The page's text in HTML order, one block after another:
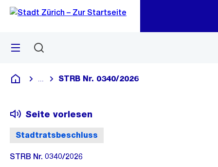
Navigation
Sprunglink
Menü
Deutsch
Blende alle Breadcrumbs ein
STRB Nr. 0340/2026
Stadtratsbeschluss
Seite vorlesen
STRB Nr. 0340/2026